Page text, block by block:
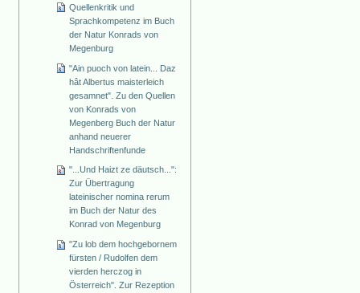
Quellenkritik und
Sprachkompetenz im Buch
der Natur Konrads von
Megenburg
"Ain puoch von latein... Daz
hât Albertus maisterleich
gesamnet". Zu den Quellen
von Konrads von
Megenberg Buch der Natur
anhand neuerer
Handschriftenfunde
"...Und Haizt ze däutsch...":
Zur Übertragung
lateinischer nomina rerum
im Buch der Natur des
Konrad von Megenburg
"Zu lob dem hochgebornem
fürsten / Rudolfen dem
vierden herczog in
Österreich". Zur Rezeption